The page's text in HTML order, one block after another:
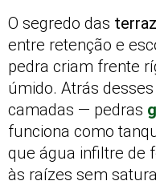
O segredo das
entre retenção e
pedra criam frente
úmido. Atrás
camadas — pedras
funciona como
que água infiltre de
às raízes sem